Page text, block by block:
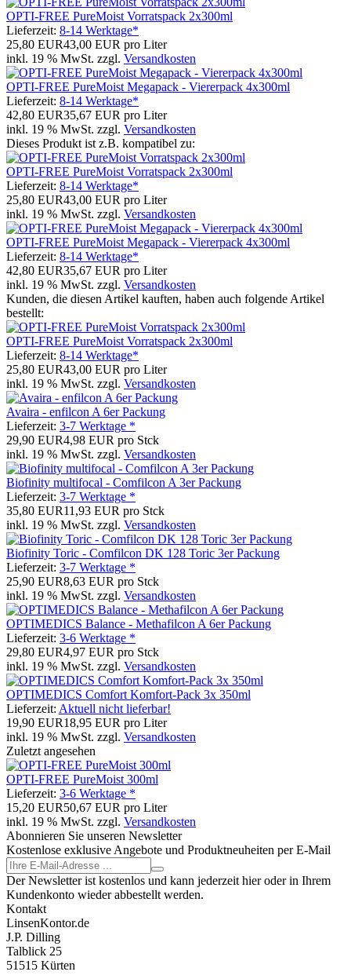
OPTI-FREE PureMoist Vorratspack 2x300ml
Lieferzeit: 8-14 Werktage*
25,80 EUR43,00 EUR pro Liter
inkl. 19 % MwSt. zzgl. Versandkosten
OPTI-FREE PureMoist Megapack - Viererpack 4x300ml
Lieferzeit: 8-14 Werktage*
42,80 EUR35,67 EUR pro Liter
inkl. 19 % MwSt. zzgl. Versandkosten
Dieses Produkt ist z.B. kompatibel zu:
OPTI-FREE PureMoist Vorratspack 2x300ml
Lieferzeit: 8-14 Werktage*
25,80 EUR43,00 EUR pro Liter
inkl. 19 % MwSt. zzgl. Versandkosten
OPTI-FREE PureMoist Megapack - Viererpack 4x300ml
Lieferzeit: 8-14 Werktage*
42,80 EUR35,67 EUR pro Liter
inkl. 19 % MwSt. zzgl. Versandkosten
Kunden, die diesen Artikel kauften, haben auch folgende Artikel
bestellt:
OPTI-FREE PureMoist Vorratspack 2x300ml
Lieferzeit: 8-14 Werktage*
25,80 EUR43,00 EUR pro Liter
inkl. 19 % MwSt. zzgl. Versandkosten
Avaira - enfilcon A 6er Packung
Lieferzeit: 3-7 Werktage *
29,90 EUR4,98 EUR pro Stck
inkl. 19 % MwSt. zzgl. Versandkosten
Biofinity multifocal - Comfilcon A 3er Packung
Lieferzeit: 3-7 Werktage *
35,80 EUR11,93 EUR pro Stck
inkl. 19 % MwSt. zzgl. Versandkosten
Biofinity Toric - Comfilcon DK 128 Toric 3er Packung
Lieferzeit: 3-7 Werktage *
25,90 EUR8,63 EUR pro Stck
inkl. 19 % MwSt. zzgl. Versandkosten
OPTIMEDICS Balance - Methafilcon A 6er Packung
Lieferzeit: 3-6 Werktage *
29,80 EUR4,97 EUR pro Stck
inkl. 19 % MwSt. zzgl. Versandkosten
OPTIMEDICS Comfort Komfort-Pack 3x 350ml
Lieferzeit: Aktuell nicht lieferbar!
19,90 EUR18,95 EUR pro Liter
inkl. 19 % MwSt. zzgl. Versandkosten
Zuletzt angesehen
OPTI-FREE PureMoist 300ml
Lieferzeit: 3-6 Werktage *
15,20 EUR50,67 EUR pro Liter
inkl. 19 % MwSt. zzgl. Versandkosten
Abonnieren Sie unseren Newsletter
Kostenlose exklusive Angebote und Produktneuheiten per E-Mail
Der Newsletter ist kostenlos und kann jederzeit hier oder in Ihrem
Kundenkonto wieder abbestellt werden.
Kontakt
LinsenKontor.de
J.P. Dilling
Talblick 25
51515 Kürten